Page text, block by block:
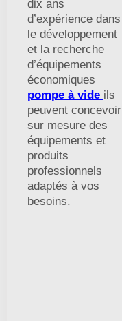
dix ans
d’expérience dans
le développement
et la recherche
d’équipements
économiques
pompe à vide ils
peuvent concevoir
sur mesure des
équipements et
produits
professionnels
adaptés à vos
besoins.